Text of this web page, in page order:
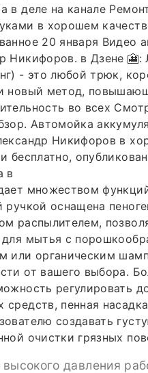
в деле на канале
в хорошем
20 января Видео
Никифоров. в Дзене 🎦:
- это любой трюк,
новый метод,
во всех
Автомойка
Никифоров в
бесплатно,
в
множеством
ручкой оснащена
распылителем,
для мытья с
или органическим
от вашего выбора.
регулировать
пенная
создавать
очистки грязных
давления